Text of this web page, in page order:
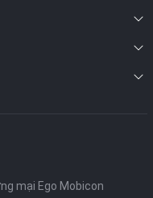
mại Ego Mobicon